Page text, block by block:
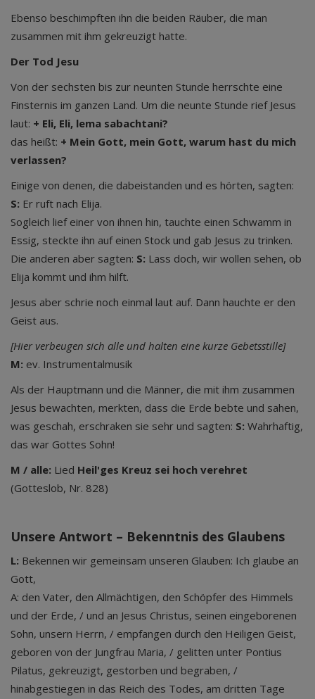
Ebenso beschimpften ihn die beiden Räuber, die man
zusammen mit ihm gekreuzigt hatte.
Der Tod Jesu
Von der sechsten bis zur neunten Stunde herrschte eine
Finsternis im ganzen Land. Um die neunte Stunde rief Jesus
laut: + Eli, Eli, lema sabachtani?
das heißt: + Mein Gott, mein Gott, warum hast du mich
verlassen?
Einige von denen, die dabeistanden und es hörten, sagten:
S: Er ruft nach Elija.
Sogleich lief einer von ihnen hin, tauchte einen Schwamm in
Essig, steckte ihn auf einen Stock und gab Jesus zu trinken.
Die anderen aber sagten: S: Lass doch, wir wollen sehen, ob
Elija kommt und ihm hilft.
Jesus aber schrie noch einmal laut auf. Dann hauchte er den
Geist aus.
[Hier verbeugen sich alle und halten eine kurze Gebetsstille]
M: ev. Instrumentalmusik
Als der Hauptmann und die Männer, die mit ihm zusammen
Jesus bewachten, merkten, dass die Erde bebte und sahen,
was geschah, erschraken sie sehr und sagten: S: Wahrhaftig,
das war Gottes Sohn!
M / alle: Lied Heil'ges Kreuz sei hoch verehret
(Gotteslob, Nr. 828)
Unsere Antwort – Bekenntnis des Glaubens
L: Bekennen wir gemeinsam unseren Glauben: Ich glaube an
Gott,
A: den Vater, den Allmächtigen, den Schöpfer des Himmels
und der Erde, / und an Jesus Christus, seinen eingeborenen
Sohn, unsern Herrn, / empfangen durch den Heiligen Geist,
geboren von der Jungfrau Maria, / gelitten unter Pontius
Pilatus, gekreuzigt, gestorben und begraben, /
hinabgestiegen in das Reich des Todes, am dritten Tage